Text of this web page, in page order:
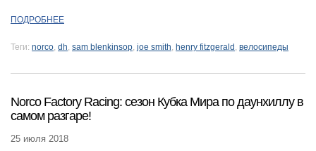
ПОДРОБНЕЕ
Теги: norco, dh, sam blenkinsop, joe smith, henry fitzgerald , велосипеды
Norco Factory Racing: сезон Кубка Мира по даунхиллу в
самом разгаре!
25 июля 2018